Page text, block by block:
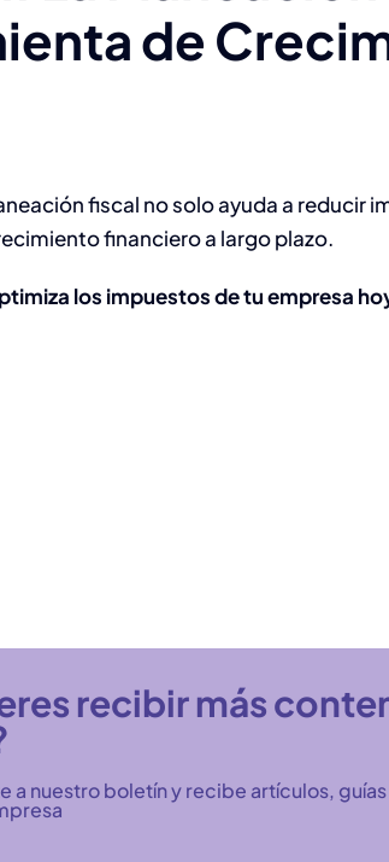
de
fiscal no solo ayuda a reducir
financiero a largo plazo.
los impuestos de tu empresa
recibir más
a nuestro boletín y recibe artículos,